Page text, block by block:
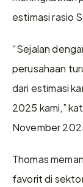
estimasi rasio
“Sejalan
perusahaan
dari estimasi
2025 kami,”
November
Thomas
favorit di